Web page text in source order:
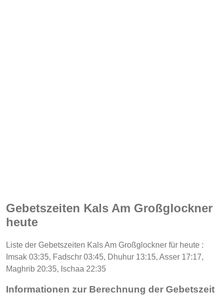
Gebetszeiten Kals Am Großglockner
heute
Liste der Gebetszeiten Kals Am Großglockner für heute :
Imsak 03:35, Fadschr 03:45, Dhuhur 13:15, Asser 17:17,
Maghrib 20:35, Ischaa 22:35
Informationen zur Berechnung der Gebetszeit